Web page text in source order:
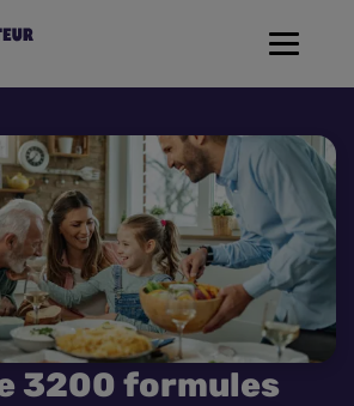
Toggle
3200 formules